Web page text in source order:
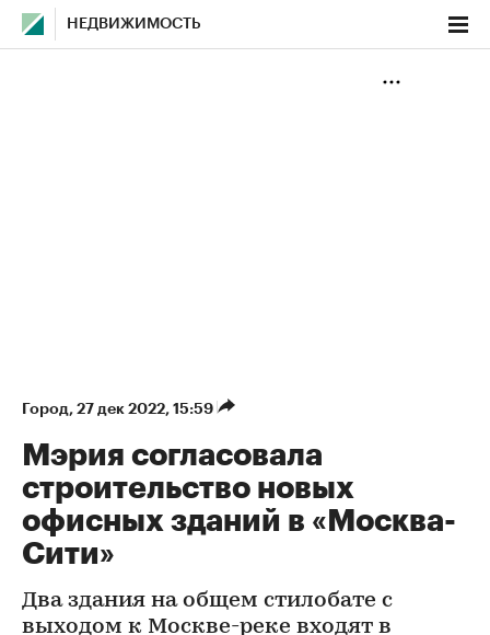
НЕДВИЖИМОСТЬ
Город⁠, 27 дек 2022, 15:59
Мэрия согласовала
строительство новых
офисных зданий в «Москва-
Сити»
Два здания на общем стилобате с
выходом к Москве-реке входят в